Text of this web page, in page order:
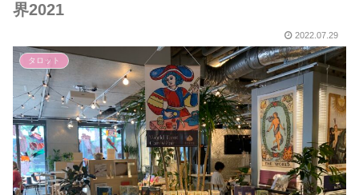
界2021
2022.07.29
タロット